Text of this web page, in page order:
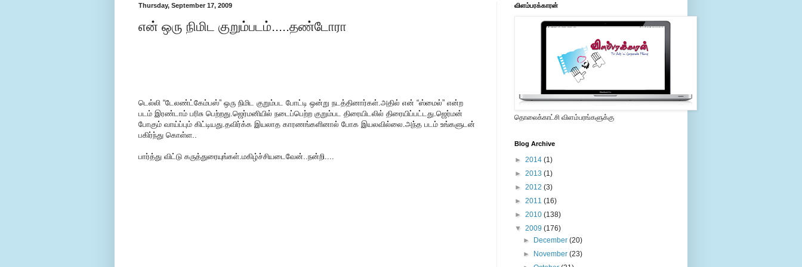
Thursday, September 17, 2009
என் ஒரு நிமிட குறும்படம்.....தண்டோரா
டெல்லி “டேலண்ட்கேம்பஸ்” ஒரு நிமிட குறும்பட போட்டி ஒன்று நடத்தினார்கள்.அதில் என் “ஸ்மைல்” என்ற
படம் இரண்டாம் பரிசு பெற்றது.ஜெர்மனியில் நடைப்பெற்ற குறும்பட திரையிடலில் திரையிப்பட்டது.ஜெர்மன்
போகும் வாய்ப்பும் கிட்டியது.தவிர்க்க இயலாத காரணங்களினால் போக இயலவில்லை.அந்த படம் உங்களுடன்
பகிர்ந்து கொள்ள..
பார்த்து விட்டு கருத்துரையுங்கள்.மகிழ்ச்சியடைவேன்..நன்றி....
விளம்பரக்காரன்
தொலைக்காட்சி விளம்பரங்களுக்கு
Blog Archive
► 2014 (1)
► 2013 (1)
► 2012 (3)
► 2011 (16)
► 2010 (138)
▼ 2009 (176)
►
December(20)
►
November(23)